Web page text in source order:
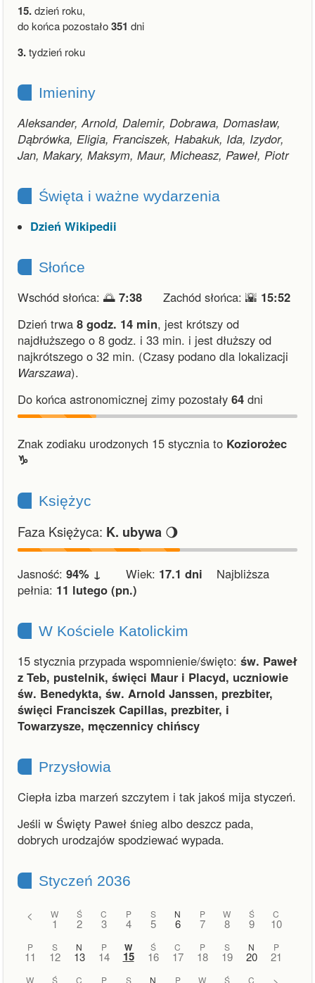
15.dzień roku,
do końca pozostało351 dni
3.tydzień roku
Imieniny
Aleksander, Arnold, Dalemir, Dobrawa, Domasław,
Dąbrówka, Eligia, Franciszek, Habakuk, Ida, Izydor,
Jan, Makary, Maksym, Maur, Micheasz, Paweł, Piotr
Święta i ważne wydarzenia
Dzień Wikipedii
Słońce
Wschód słońca: 🌅 7:38 Zachód słońca: 🌇 15:52
Dzień trwa 8 godz. 14 min, jest krótszy od
najdłuższego o 8 godz. i 33 min. i jest dłuższy od
najkrótszego o 32 min. (Czasy podano dla lokalizacji
Warszawa).
Do końca astronomicznej zimy pozostały 64 dni
Znak zodiaku urodzonych 15 stycznia to Koziorożec
♑︎
Księżyc
Faza Księżyca: K. ubywa 🌖
Jasność: 94% ↓ Wiek: 17.1 dni Najbliższa
pełnia: 11 lutego (pn.)
W Kościele Katolickim
15 stycznia przypada wspomnienie/święto: św. Paweł
z Teb, pustelnik, święci Maur i Placyd, uczniowie
św. Benedykta, św. Arnold Janssen, prezbiter,
święci Franciszek Capillas, prezbiter, i
Towarzysze, męczennicy chińscy
Przysłowia
Ciepła izba marzeń szczytem i tak jakoś mija styczeń.
Jeśli w Święty Paweł śnieg albo deszcz pada,
dobrych urodzajów spodziewać wypada.
Styczeń 2036
< W
1
Ś
2
C
3
P
4
S
5
N
6
P
7
W
8
Ś
9
C
10
P
11
S
12
N
13
P
14
W
15
Ś
16
C
17
P
18
S
19
N
20
P
21
W Ś C P S N P W Ś C